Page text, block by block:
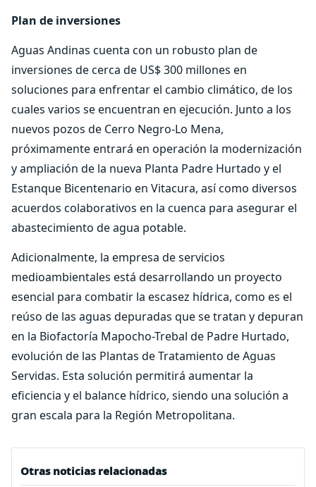
Plan de inversiones
Aguas Andinas cuenta con un robusto plan de
inversiones de cerca de US$ 300 millones en
soluciones para enfrentar el cambio climático, de los
cuales varios se encuentran en ejecución. Junto a los
nuevos pozos de Cerro Negro-Lo Mena,
próximamente entrará en operación la modernización
y ampliación de la nueva Planta Padre Hurtado y el
Estanque Bicentenario en Vitacura, así como diversos
acuerdos colaborativos en la cuenca para asegurar el
abastecimiento de agua potable.
Adicionalmente, la empresa de servicios
medioambientales está desarrollando un proyecto
esencial para combatir la escasez hídrica, como es el
reúso de las aguas depuradas que se tratan y depuran
en la Biofactoría Mapocho-Trebal de Padre Hurtado,
evolución de las Plantas de Tratamiento de Aguas
Servidas. Esta solución permitirá aumentar la
eficiencia y el balance hídrico, siendo una solución a
gran escala para la Región Metropolitana.
Otras noticias relacionadas